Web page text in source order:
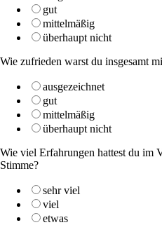
gut
mittelmäßig
überhaupt nicht
Wie zufrieden warst du insgesamt
ausgezeichnet
gut
mittelmäßig
überhaupt nicht
Wie viel Erfahrungen hattest du im
Stimme?
sehr viel
viel
etwas